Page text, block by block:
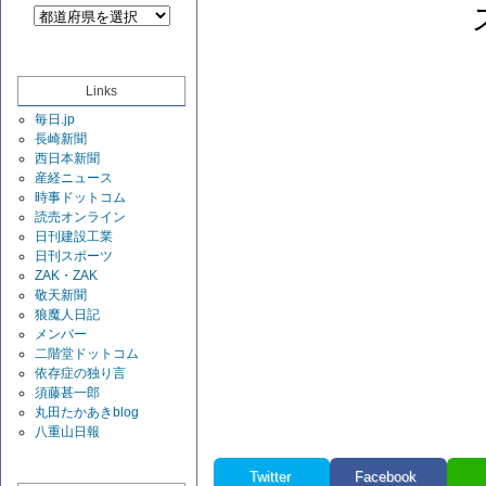
Links
毎日.jp
長崎新聞
西日本新聞
産経ニュース
時事ドットコム
読売オンライン
日刊建設工業
日刊スポーツ
ZAK・ZAK
敬天新聞
狼魔人日記
メンバー
二階堂ドットコム
依存症の独り言
須藤甚一郎
丸田たかあきblog
八重山日報
Twitter Facebook